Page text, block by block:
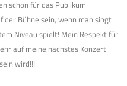
schon für das Publikum
der Bühne sein, wenn man singt
Niveau spielt! Mein Respekt für
auf meine nächstes Konzert
wird!!!